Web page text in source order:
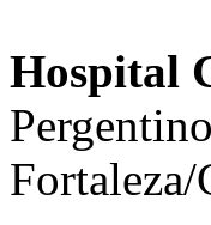
Hospital
Fortaleza/